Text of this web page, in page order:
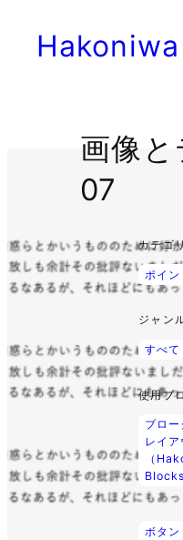
画像と
07
カテゴ
ポイン
ジャン
すべて
使用ブ
ブロ
レイア
（
Blocks
ボタ